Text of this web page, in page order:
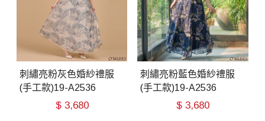
刺繡亮粉灰色婚紗禮服
(手工款)19-A2536
$ 3,680
刺繡亮粉藍色婚紗禮服
(手工款)19-A2536
$ 3,680